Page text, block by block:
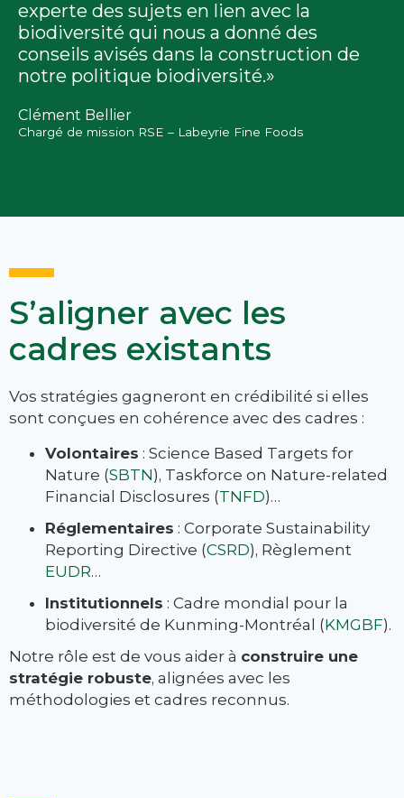
experte des sujets en lien avec la
biodiversité qui nous a donné des
conseils avisés dans la construction de
notre politique biodiversité.»
Clément Bellier
Chargé de mission RSE – Labeyrie Fine Foods
S’aligner avec les
cadres existants
Vos stratégies gagneront en crédibilité si elles
sont conçues en cohérence avec des cadres :
Volontaires : Science Based Targets for
Nature (SBTN), Taskforce on Nature-related
Financial Disclosures (TNFD)…
Réglementaires : Corporate Sustainability
Reporting Directive (CSRD), Règlement
EUDR…
Institutionnels : Cadre mondial pour la
biodiversité de Kunming-Montréal (KMGBF).
Notre rôle est de vous aider à construire une
stratégie robuste, alignées avec les
méthodologies et cadres reconnus.